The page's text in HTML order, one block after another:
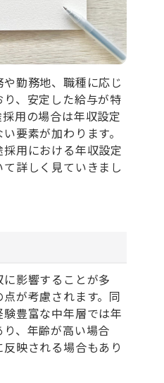
勤務地、職種に応じ
、安定した給与が特
用の場合は年収設定
要素が加わります。
用における年収設定
詳しく見ていきまし
影響することが多
が考慮されます。同
豊富な中年層では年
、年齢が高い場合
映される場合もあり